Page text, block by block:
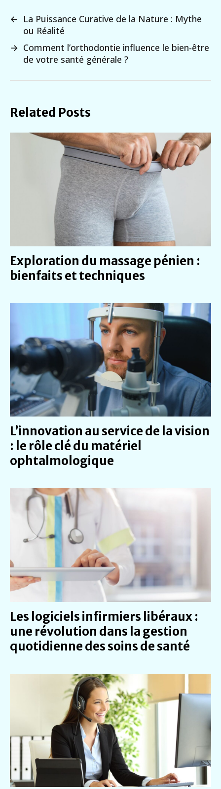
← La Puissance Curative de la Nature : Mythe
ou Réalité
→ Comment l’orthodontie influence le bien-être
de votre santé générale ?
Related Posts
Exploration du massage pénien :
bienfaits et techniques
L’innovation au service de la vision
: le rôle clé du matériel
ophtalmologique
Les logiciels infirmiers libéraux :
une révolution dans la gestion
quotidienne des soins de santé